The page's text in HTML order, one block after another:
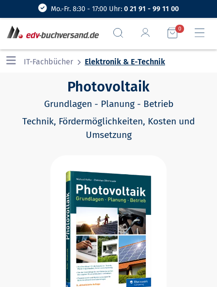
Mo.-Fr. 8:30 - 17:00 Uhr: 0 21 91 - 99 11 00
0
IT-Fachbücher Elektronik & E-Technik
Photovoltaik
Grundlagen - Planung - Betrieb
Technik, Fördermöglichkeiten, Kosten und
Umsetzung